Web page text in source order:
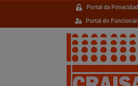
Portal da
Portal do